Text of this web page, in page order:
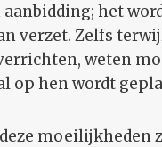
het
verzet. Zelfs
weten
op hen wordt
moeilijkheden